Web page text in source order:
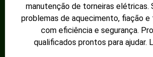
manutenção de torneiras elétricas.
problemas de aquecimento, fiação
com eficiência e segurança.
qualificados prontos para ajudar.